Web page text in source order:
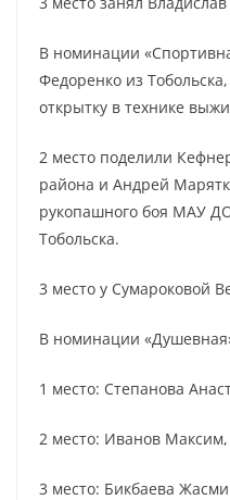
В номинации
Федоренко из
открытку в технике
2 место поделили
района и Андрей
рукопашного боя МАУ
Тобольска.
3 место у Сумароковой
В номинации
1 место: Степанова
2 место: Иванов Максим,
3 место: Бикбаева